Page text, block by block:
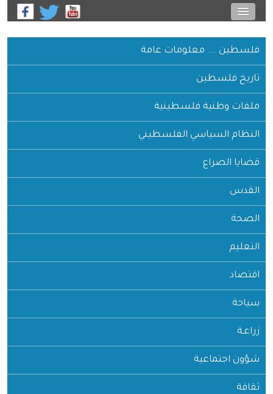
فلسطين ... معلومات عامة
تاريخ فلسطين
ملفات وطنية فلسطينية
النظام السياسي الفلسطيني
قضايا الصراع
القدس
الصحة
التعليم
اقتصاد
سياحة
زراعـة
شؤون اجتماعية
ثقافة